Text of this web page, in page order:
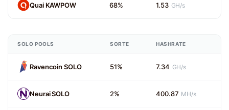
Quai KAWPOW 68% 1.53 GH/s
SOLO POOLS SORTE HASHRATE
Ravencoin SOLO 51% 7.34 GH/s
Neurai SOLO 2% 400.87 MH/s